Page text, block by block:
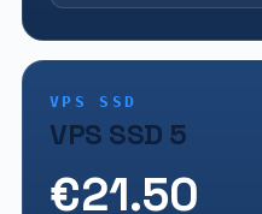
VPS SSD
VPS SSD 5
€21.50